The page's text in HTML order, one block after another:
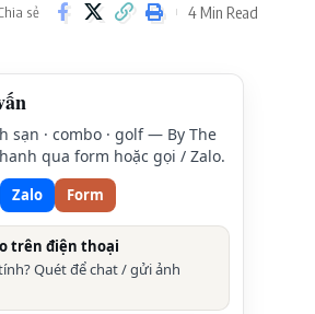
sẻ 4 Min Read
sạn · combo · golf — By The
qua form hoặc gọi / Zalo.
Zalo Form
trên điện thoại
Quét để chat / gửi ảnh